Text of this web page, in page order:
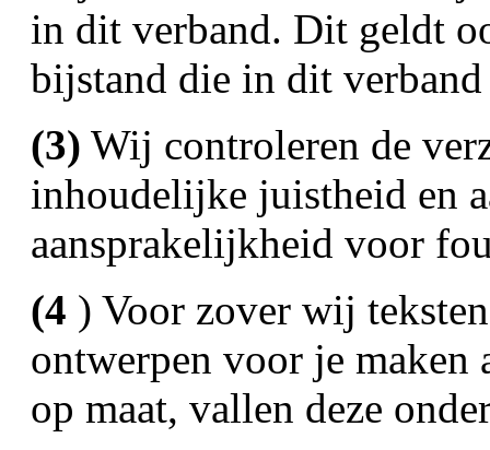
in dit verband. Dit geldt
bijstand die in dit
(3) Wij controleren de
inhoudelijke juistheid en
aansprakelijkheid voor
(4 ) Voor zover wij
ontwerpen voor je maken
op maat, vallen deze